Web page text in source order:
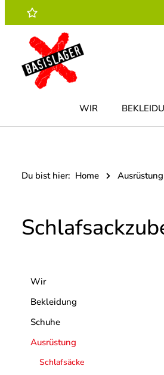
Hauptinhalt springen
Zur Suche springen
Zur Hauptnavigation springen
WIR
Du bist hier: Home Ausrüstung
Wir
Bekleidung
Schuhe
Ausrüstung
Schlafsäcke